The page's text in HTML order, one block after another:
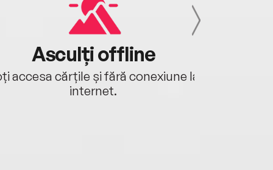
Asculți offline
accesa cărțile și fără conexiune la
internet.